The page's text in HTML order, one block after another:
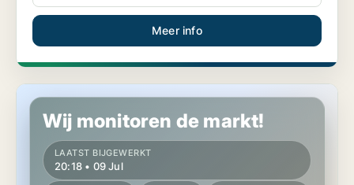
Meer info
Horeca pand in Nijmegen, Gelderland
Wij monitoren de markt!
LAATST BIJGEWERKT
20:18 • 09 Jul